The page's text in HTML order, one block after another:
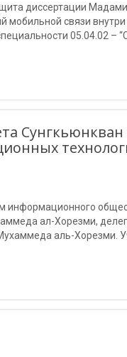
диссертации
мобильной связи
05.04.02 –
информационного
ал-Хорезми,
аль-Хорезми.